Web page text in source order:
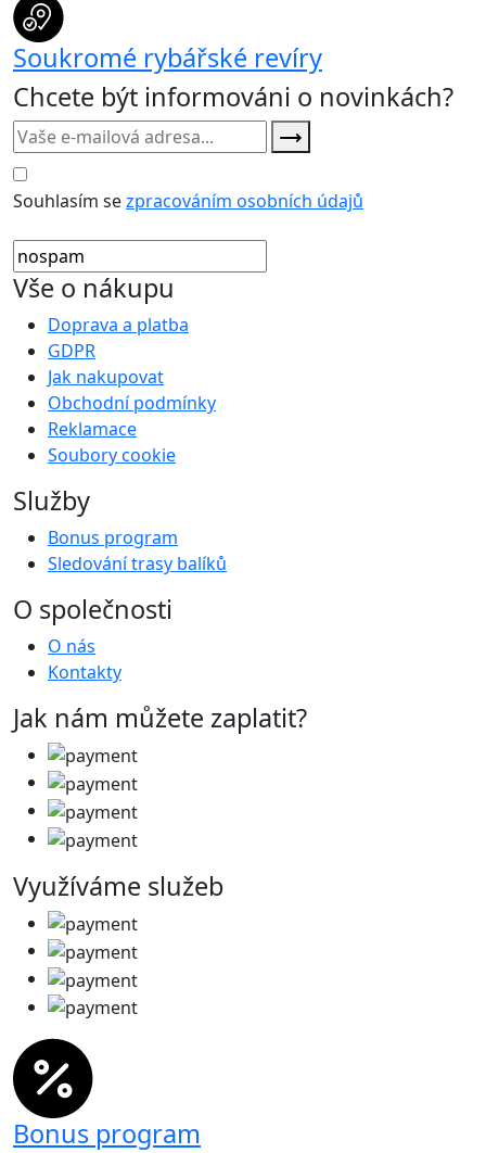
Soukromé rybářské revíry
Chcete být informováni o novinkách?
Souhlasím sezpracováním osobních údajů
Vše o nákupu
Doprava a platba
GDPR
Jak nakupovat
Obchodní podmínky
Reklamace
Soubory cookie
Služby
Bonus program
Sledování trasy balíků
O společnosti
O nás
Kontakty
Jak nám můžete zaplatit?
Využíváme služeb
Bonus program